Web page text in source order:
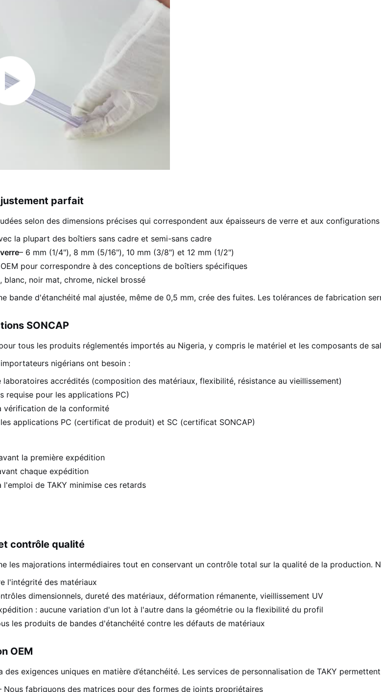
parfait
selon des dimensions précises qui correspondent aux épaisseurs de verre et aux
la plupart des boîtiers sans cadre et semi-sans cadre
– 6 mm (1/4"), 8 mm (5/16"), 10 mm (3/8") et 12 mm (1/2")
pour correspondre à des conceptions de boîtiers spécifiques
blanc, noir mat, chrome, nickel brossé
bande d'étanchéité mal ajustée, même de 0,5 mm, crée des fuites. Les tolérances de fabrication
SONCAP
tous les produits réglementés importés au Nigeria, y compris le matériel et les composants de
nigérians ont besoin :
accrédités (composition des matériaux, flexibilité, résistance au vieillissement)
requise pour les applications PC)
vérification de la conformité
applications PC (certificat de produit) et SC (certificat SONCAP)
la première expédition
chaque expédition
de TAKY minimise ces retards
contrôle qualité
les majorations intermédiaires tout en conservant un contrôle total sur la qualité de la production.
l'intégrité des matériaux
dimensionnels, dureté des matériaux, déformation rémanente, vieillissement UV
: aucune variation d'un lot à l'autre dans la géométrie ou la flexibilité du profil
les produits de bandes d'étanchéité contre les défauts de matériaux
OEM
exigences uniques en matière d’étanchéité. Les services de personnalisation de TAKY
Nous fabriquons des matrices pour des formes de joints propriétaires